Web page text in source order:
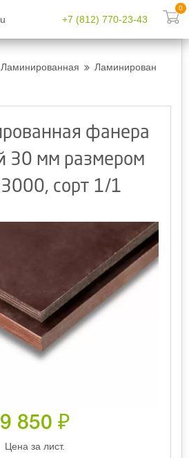
+7 (812) 770-23-43
0
Ламинированная Ламинированная
фанера
30 мм размером
сорт 1/1
9 850 ₽
Цена за лист.